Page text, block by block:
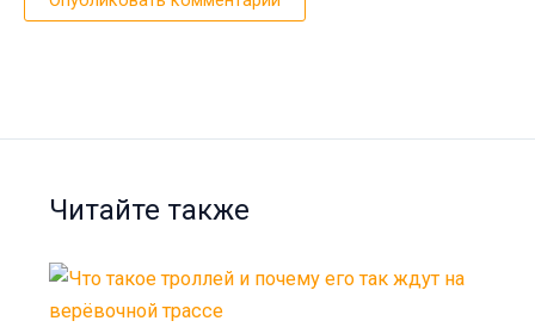
Читайте также